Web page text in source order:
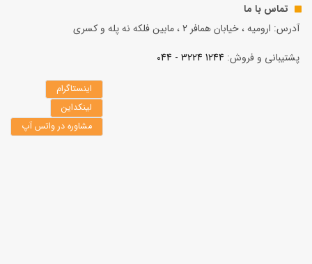
تماس با ما
آدرس: ارومیه ، خیابان همافر 2 ، مابين فلكه نه پله و کسری
پشتیبانی و فروش: 1244 3224 - 044
اینستاگرام
لینکداین
مشاوره در واتس آپ